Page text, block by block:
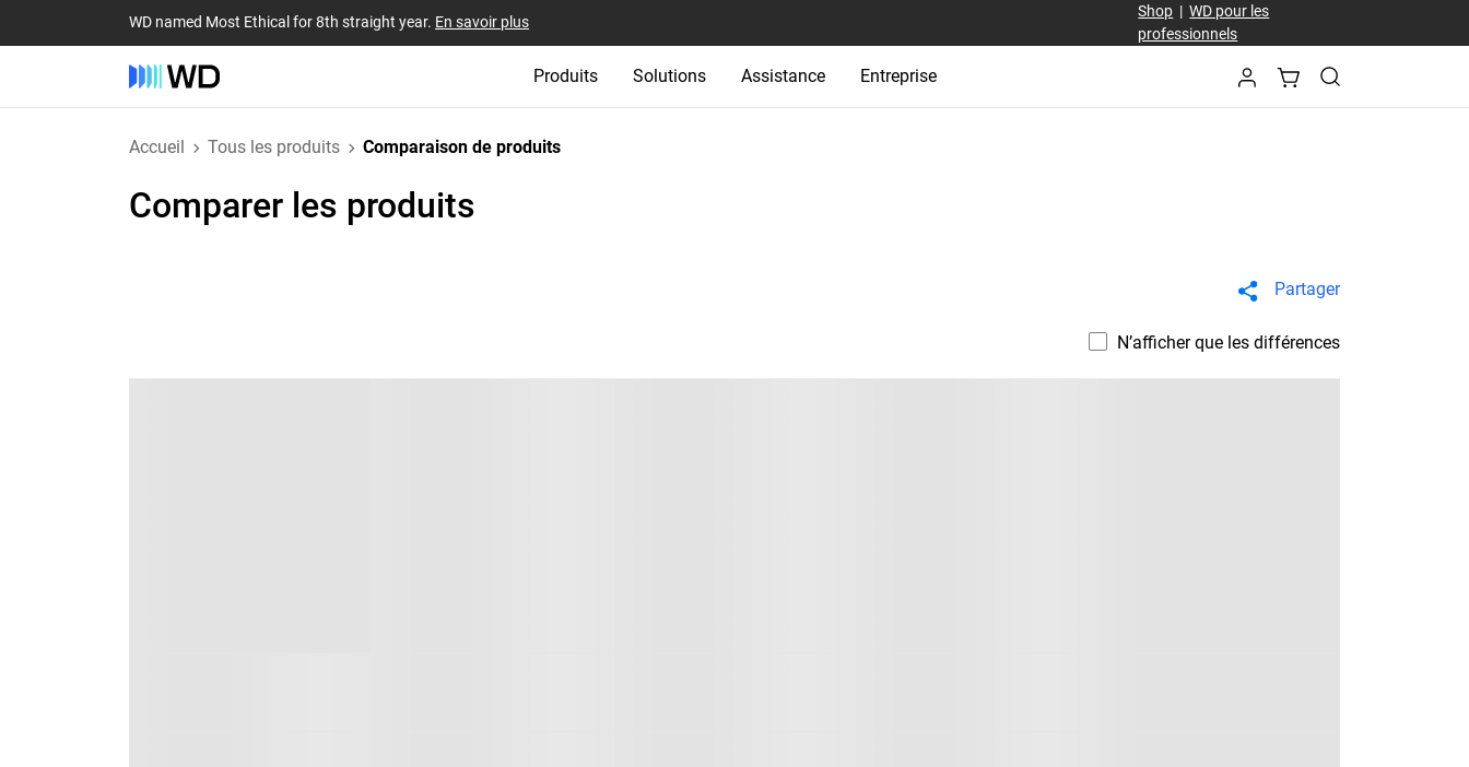
WD named Most Ethical for 8th straight year. En savoir plus
Shop |WD pour les
professionnels
Produits Solutions Assistance Entreprise
Accueil Tous les produits Comparaison de produits
Comparer les produits
Partager
N’afficher que les différences